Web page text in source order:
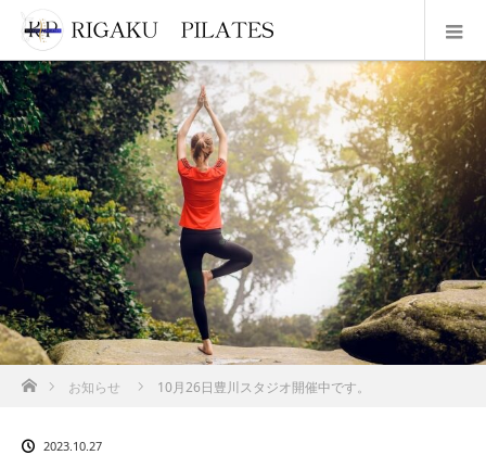
ホームお知らせ 10月26日豊川スタジオ開催中です。
2023.10.27